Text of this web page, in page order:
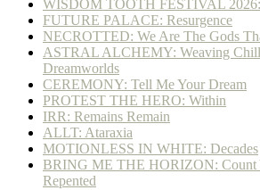
WISDOM TOOTH FESTIVAL
FUTURE PALACE: Resurgence
NECROTTED: We Are The Gods
ASTRAL ALCHEMY: Weaving
Dreamworlds
CEREMONY: Tell Me Your Dream
PROTEST THE HERO: Within
IRR: Remains Remain
ALLT: Ataraxia
MOTIONLESS IN WHITE: Decades
BRING ME THE HORIZON: Count
Repented